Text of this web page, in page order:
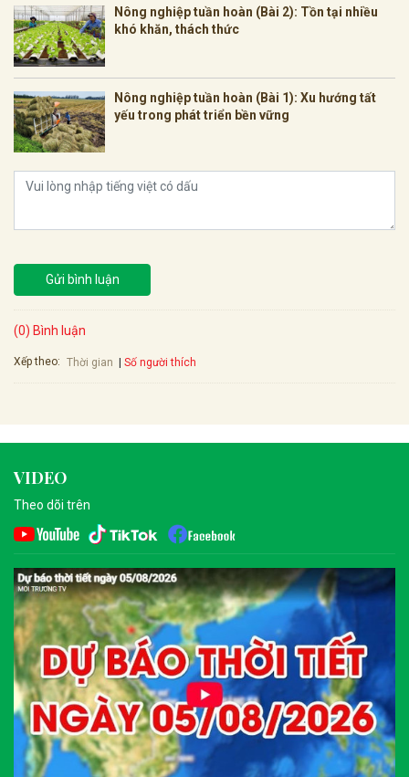
Nông nghiệp tuần hoàn (Bài 2): Tồn tại nhiều
khó khăn, thách thức
Nông nghiệp tuần hoàn (Bài 1): Xu hướng tất
yếu trong phát triển bền vững
Gửi bình luận
(0) Bình luận
Xếp theo: Thời gian Số người thích
VIDEO
Theo dõi trên